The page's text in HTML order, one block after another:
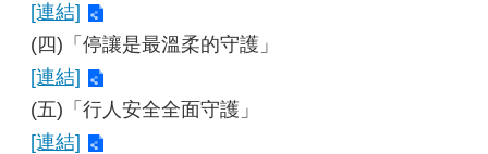
[連結]
(四)「停讓是最溫柔的守護」
[連結]
(五)「行人安全全面守護」
[連結]